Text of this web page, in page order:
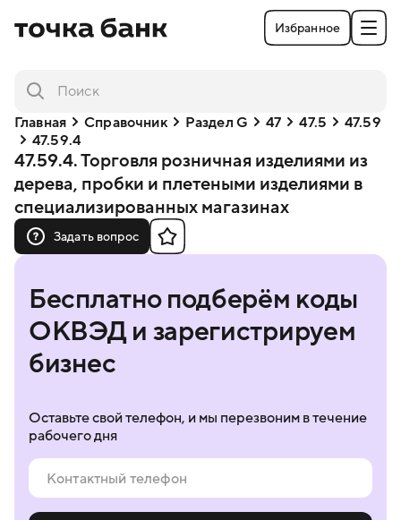
Избранное
Главная Справочник Раздел G 47 47.5
47.59
47.59.4
47.59.4. Торговля розничная изделиями из
дерева, пробки и плетеными изделиями в
специализированных магазинах
Задать вопрос
Бесплатно подберём коды
ОКВЭД и зарегистрируем
бизнес
Оставьте свой телефон, и мы перезвоним в течение
рабочего дня